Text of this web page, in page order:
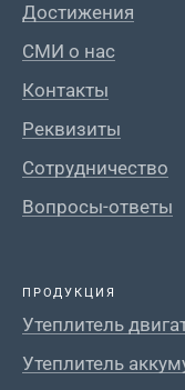
Достижения
СМИ о нас
Контакты
Реквизиты
Сотрудничество
Вопросы-ответы
ПРОДУКЦИЯ
Утеплитель
Утеплитель